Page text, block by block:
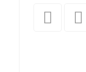
درباره نحوه ردزنی